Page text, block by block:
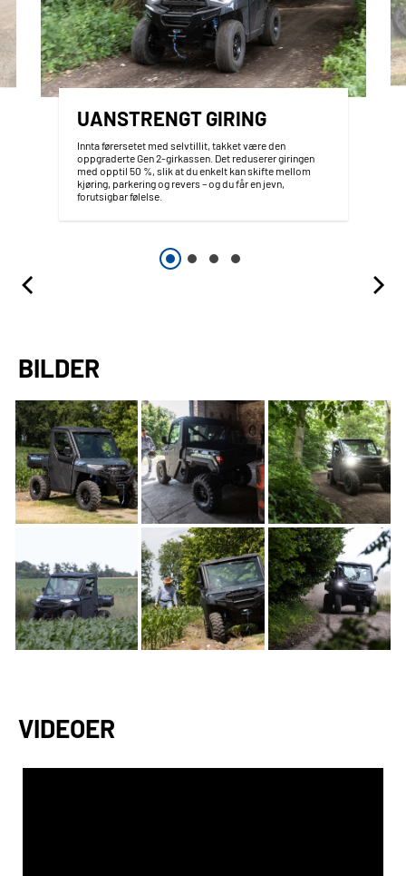
UANSTRENGT GIRING
Innta førersetet med selvtillit, takket være den
oppgraderte Gen 2-girkassen. Det reduserer giringen
med opptil 50 %, slik at du enkelt kan skifte mellom
kjøring, parkering og revers – og du får en jevn,
forutsigbar følelse.
BILDER
VIDEOER